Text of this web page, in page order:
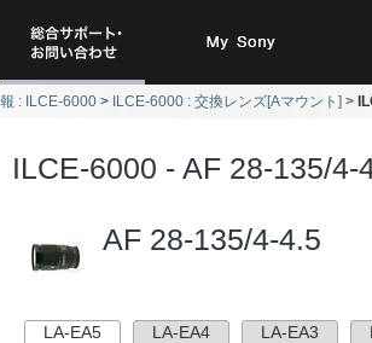
総合サポート・お
My Sony
: ILCE-6000 ILCE-6000 : 交換レンズ[Aマウント]
ILCE-6000 - AF 28-135/4-
AF 28-135/4-4.5
LA-EA5 LA-EA4 LA-EA3